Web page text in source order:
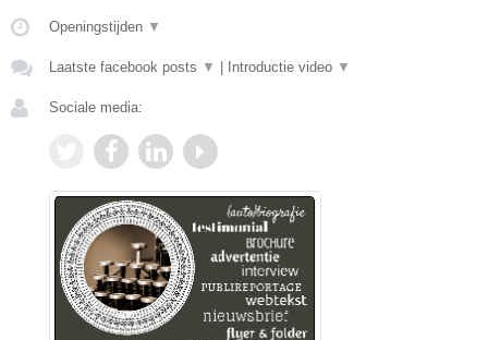
Openingstijden ▼
Laatste facebook posts ▼ | Introductie video ▼
Sociale media: